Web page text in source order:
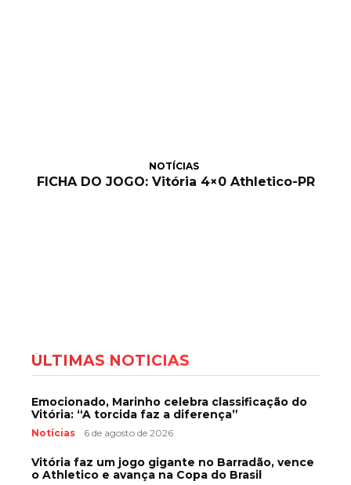
NOTÍCIAS
FICHA DO JOGO: Vitória 4×0 Athletico-PR
ÚLTIMAS NOTÍCIAS
Emocionado, Marinho celebra classificação do
Vitória: “A torcida faz a diferença”
Notícias 6 de agosto de 2026
Vitória faz um jogo gigante no Barradão, vence
o Athletico e avança na Copa do Brasil